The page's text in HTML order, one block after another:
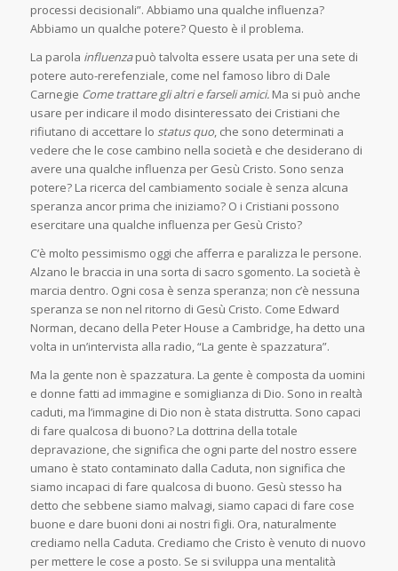
processi decisionali”. Abbiamo una qualche influenza?
Abbiamo un qualche potere? Questo è il problema.
La parola influenzapuò talvolta essere usata per una sete di
potere auto-rerefenziale, come nel famoso libro di Dale
Carnegie Come trattare gli altri e farseli amici. Ma si può anche
usare per indicare il modo disinteressato dei Cristiani che
rifiutano di accettare lo status quo, che sono determinati a
vedere che le cose cambino nella società e che desiderano di
avere una qualche influenza per Gesù Cristo. Sono senza
potere? La ricerca del cambiamento sociale è senza alcuna
speranza ancor prima che iniziamo? O i Cristiani possono
esercitare una qualche influenza per Gesù Cristo?
C’è molto pessimismo oggi che afferra e paralizza le persone.
Alzano le braccia in una sorta di sacro sgomento. La società è
marcia dentro. Ogni cosa è senza speranza; non c’è nessuna
speranza se non nel ritorno di Gesù Cristo. Come Edward
Norman, decano della Peter House a Cambridge, ha detto una
volta in un’intervista alla radio, “La gente è spazzatura”.
Ma la gente non è spazzatura. La gente è composta da uomini
e donne fatti ad immagine e somiglianza di Dio. Sono in realtà
caduti, ma l’immagine di Dio non è stata distrutta. Sono capaci
di fare qualcosa di buono? La dottrina della totale
depravazione, che significa che ogni parte del nostro essere
umano è stato contaminato dalla Caduta, non significa che
siamo incapaci di fare qualcosa di buono. Gesù stesso ha
detto che sebbene siamo malvagi, siamo capaci di fare cose
buone e dare buoni doni ai nostri figli. Ora, naturalmente
crediamo nella Caduta. Crediamo che Cristo è venuto di nuovo
per mettere le cose a posto. Se si sviluppa una mentalità